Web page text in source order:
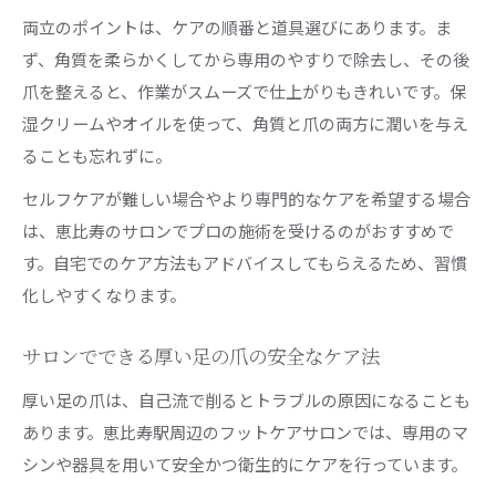
両立のポイントは、ケアの順番と道具選びにあります。ま
ず、角質を柔らかくしてから専用のやすりで除去し、その後
爪を整えると、作業がスムーズで仕上がりもきれいです。保
湿クリームやオイルを使って、角質と爪の両方に潤いを与え
ることも忘れずに。
セルフケアが難しい場合やより専門的なケアを希望する場合
は、恵比寿のサロンでプロの施術を受けるのがおすすめで
す。自宅でのケア方法もアドバイスしてもらえるため、習慣
化しやすくなります。
サロンでできる厚い足の爪の安全なケア法
厚い足の爪は、自己流で削るとトラブルの原因になることも
あります。恵比寿駅周辺のフットケアサロンでは、専用のマ
シンや器具を用いて安全かつ衛生的にケアを行っています。